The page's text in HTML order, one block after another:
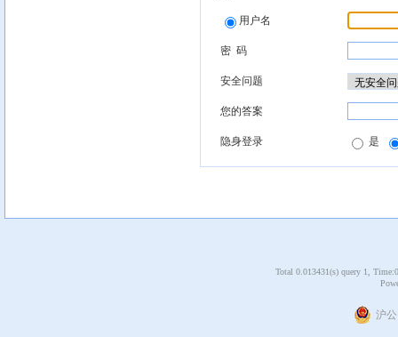
用户名
密 码
安全问题
您的答案
隐身登录 是
Total 0.013431(s) query 1,
沪公